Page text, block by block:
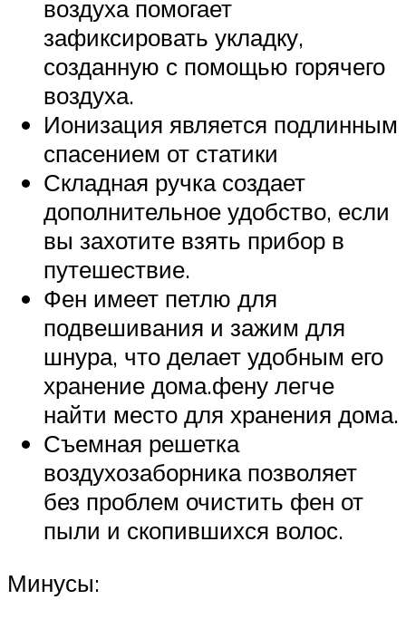
воздуха помогает
зафиксировать укладку,
созданную с помощью горячего
воздуха.
Ионизация является подлинным
спасением от статики
Складная ручка создает
дополнительное удобство, если
вы захотите взять прибор в
путешествие.
Фен имеет петлю для
подвешивания и зажим для
шнура, что делает удобным его
хранение дома.фену легче
найти место для хранения дома.
Съемная решетка
воздухозаборника позволяет
без проблем очистить фен от
пыли и скопившихся волос.
Минусы: